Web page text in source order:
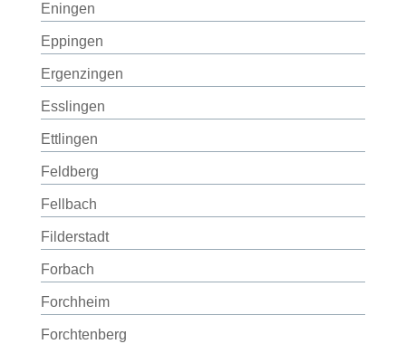
Eningen
Eppingen
Ergenzingen
Esslingen
Ettlingen
Feldberg
Fellbach
Filderstadt
Forbach
Forchheim
Forchtenberg